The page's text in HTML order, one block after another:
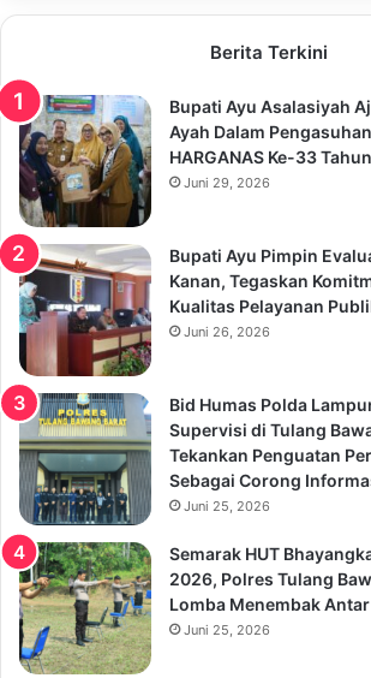
Berita Terkini
Bupati Ayu Asalasiyah
Ayah Dalam
HARGANAS Ke-33
Juni 29, 2026
Bupati Ayu Pimpin
Kanan, Tegaskan
Kualitas Pelayanan
Juni 26, 2026
Bid Humas Polda
Supervisi di Tulang
Tekankan Penguatan
Sebagai Corong
Juni 25, 2026
Semarak HUT
2026, Polres Tulang
Lomba Menembak
Juni 25, 2026